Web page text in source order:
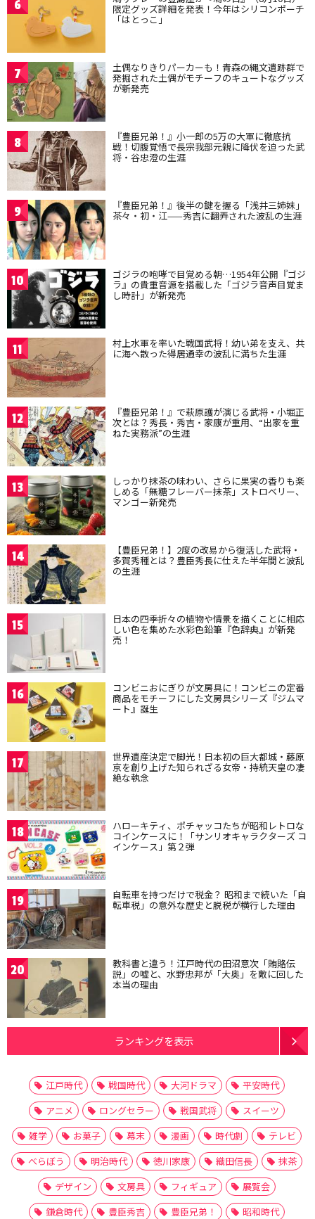
6 限定グッズ詳細を発表！今年はシリコンポーチ
「はとっこ」
7 土偶なりきりパーカーも！青森の縄文遺跡群で
発掘された土偶がモチーフのキュートなグッズ
が新発売
8 『豊臣兄弟！』小一郎の5万の大軍に徹底抗
戦！切腹覚悟で長宗我部元親に降伏を迫った武
将・谷忠澄の生涯
9 『豊臣兄弟！』後半の鍵を握る「浅井三姉妹」
茶々・初・江——秀吉に翻弄された波乱の生涯
10 ゴジラの咆哮で目覚める朝…1954年公開『ゴジ
ラ』の貴重音源を搭載した「ゴジラ音声目覚ま
し時計」が新発売
11 村上水軍を率いた戦国武将！幼い弟を支え、共
に海へ散った得居通幸の波乱に満ちた生涯
12 『豊臣兄弟！』で萩原護が演じる武将・小堀正
次とは？秀長・秀吉・家康が重用、“出家を重
ねた実務派”の生涯
13 しっかり抹茶の味わい、さらに果実の香りも楽
しめる「無糖フレーバー抹茶」ストロベリー、
マンゴー新発売
14 【豊臣兄弟！】2度の改易から復活した武将・
多賀秀種とは？豊臣秀長に仕えた半年間と波乱
の生涯
15 日本の四季折々の植物や情景を描くことに相応
しい色を集めた水彩色鉛筆『色辞典』が新発
売！
16 コンビニおにぎりが文房具に！コンビニの定番
商品をモチーフにした文房具シリーズ『ジムマ
ート』誕生
17 世界遺産決定で脚光！日本初の巨大都城・藤原
京を創り上げた知られざる女帝・持統天皇の凄
絶な執念
18 ハローキティ、ポチャッコたちが昭和レトロな
コインケースに！「サンリオキャラクターズ コ
インケース」第２弾
19 自転車を持つだけで税金？ 昭和まで続いた「自
転車税」の意外な歴史と脱税が横行した理由
20 教科書と違う！江戸時代の田沼意次「賄賂伝
説」の嘘と、水野忠邦が「大奥」を敵に回した
本当の理由
ランキングを表示
江戸時代 戦国時代 大河ドラマ
平安時代
アニメ
ロングセラー 戦国武将
スイーツ
雑学
お菓子 幕末 漫画 時代劇
テレビ
べらぼう
明治時代 徳川家康 織田信長
抹茶
デザイン
文房具 フィギュア
展覧会
鎌倉時代
豊臣秀吉 豊臣兄弟！
昭和時代